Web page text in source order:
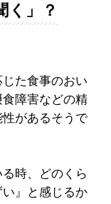
く」？
た食事のおい
障害などの精
があるそうで
時、どのくら
』と感じるか